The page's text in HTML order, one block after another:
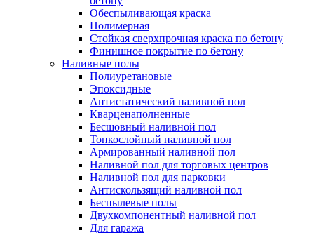
Обеспыливающая краска
Полимерная
Стойкая сверхпрочная краска по бетону
Финишное покрытие по бетону
Наливные полы
Полиуретановые
Эпоксидные
Антистатический наливной пол
Кварценаполненные
Бесшовный наливной пол
Тонкослойный наливной пол
Армированный наливной пол
Наливной пол для торговых центров
Наливной пол для парковки
Антискользящий наливной пол
Беспылевые полы
Двухкомпонентный наливной пол
Для гаража